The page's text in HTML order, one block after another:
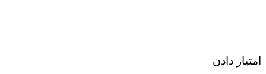
امتیاز دادن